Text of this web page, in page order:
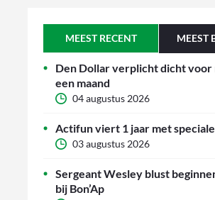
MEEST RECENT MEEST
Den Dollar verplicht dicht voor
een maand
04 augustus 2026
Actifun viert 1 jaar met
03 augustus 2026
Sergeant Wesley blust
bij Bon’Ap